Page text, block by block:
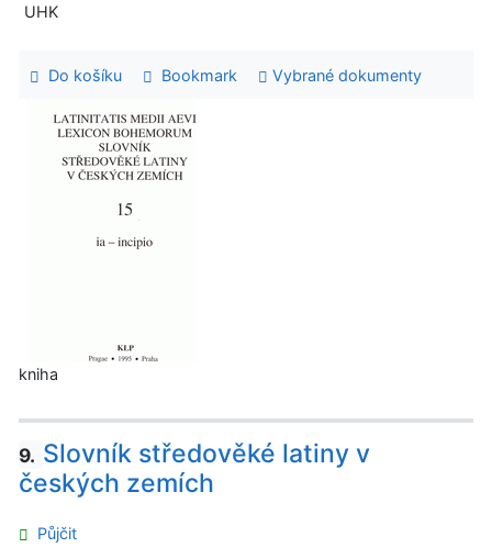
UHK
Do košíku Bookmark Vybrané dokumenty
kniha
9. Slovník středověké latiny v
českých zemích
Půjčit